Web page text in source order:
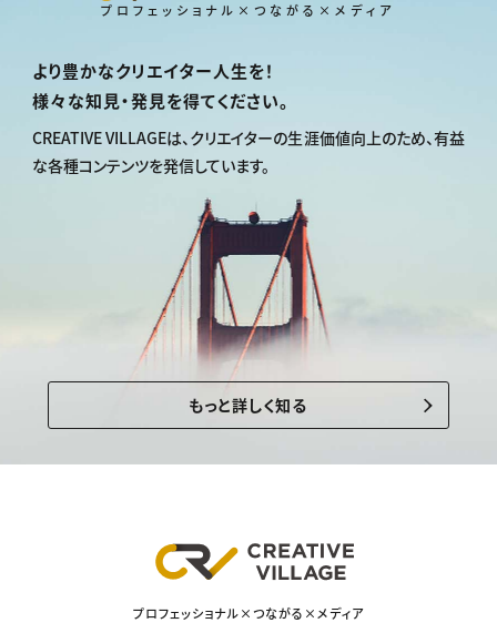
プロフェッショナル×つながる×メディア
より豊かなクリエイター人生を！
様々な知見・発見を得てください。
CREATIVE VILLAGEは、 クリエイターの生涯価値向上のため、有益
な各種コンテンツを発信しています。
もっと詳しく知る
プロフェッショナル×つながる×メディア